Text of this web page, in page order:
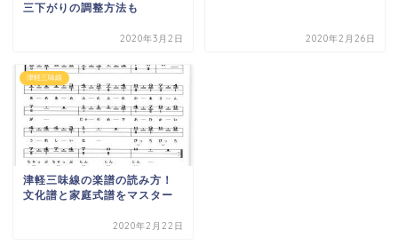
三下がりの調整方法も
2020年3月2日 2020年2月26日
津軽三味線
津軽三味線の楽譜の読み方！
文化譜と家庭式譜をマスター
2020年2月22日